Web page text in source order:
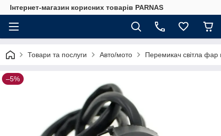
Інтернет-магазин корисних товарів PARNAS
Товари та послуги Авто/мото Перемикач світла
–5%